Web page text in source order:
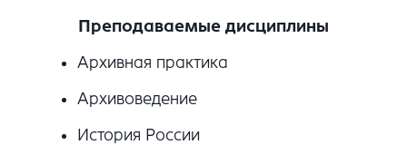
Преподаваемые дисциплины
Архивная практика
Архивоведение
История России